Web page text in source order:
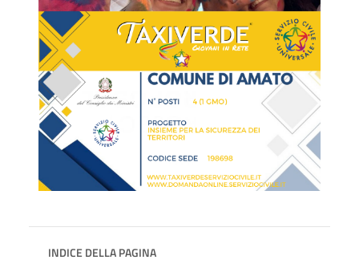
INDICE DELLA PAGINA